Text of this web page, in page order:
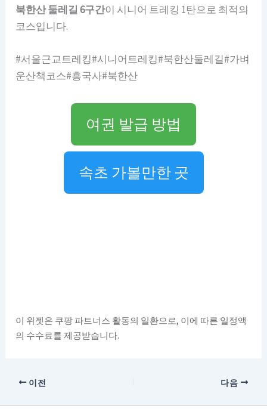
북한산 둘레길 6구간이 시니어 트레킹 1탄으로 최적의
코스입니다.
#서울근교트레킹#시니어트레킹#북한산둘레길#가벼
운산책코스#흥국사#북한산
여권 발급 방법
속초 가볼만한 곳
이 위젯은 쿠팡 파트너스 활동의 일환으로, 이에 따른 일정액
의 수수료를 제공받습니다.
이전 다음